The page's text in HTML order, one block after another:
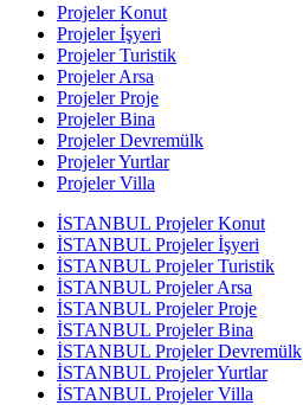
Projeler Konut
Projeler İşyeri
Projeler Turistik
Projeler Arsa
Projeler Proje
Projeler Bina
Projeler Devremülk
Projeler Yurtlar
Projeler Villa
İSTANBUL Projeler Konut
İSTANBUL Projeler İşyeri
İSTANBUL Projeler Turistik
İSTANBUL Projeler Arsa
İSTANBUL Projeler Proje
İSTANBUL Projeler Bina
İSTANBUL Projeler Devremülk
İSTANBUL Projeler Yurtlar
İSTANBUL Projeler Villa